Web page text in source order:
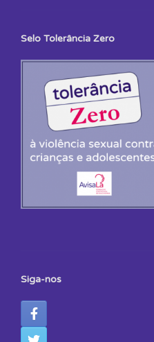
Selo Tolerância Zero
Siga-nos